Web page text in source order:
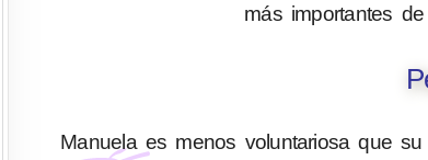
más importantes
Manuela es menos voluntariosa que